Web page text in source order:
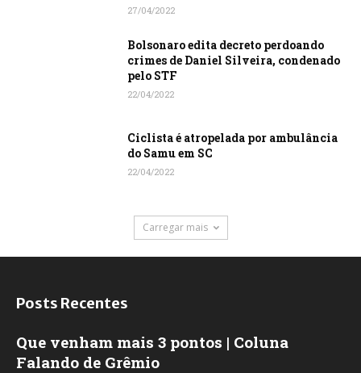
27/04/2022
Bolsonaro edita decreto perdoando
crimes de Daniel Silveira, condenado
pelo STF
22/04/2022
Ciclista é atropelada por ambulância
do Samu em SC
22/04/2022
Carregar mais
Posts Recentes
Que venham mais 3 pontos | Coluna
Falando de Grêmio